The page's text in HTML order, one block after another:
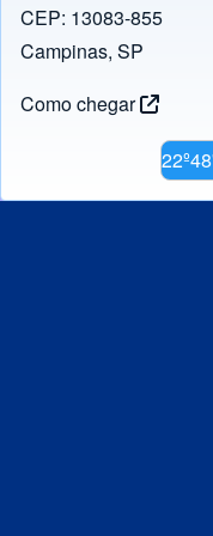
k
CEP: 13083-855
Campinas, SP
Como chegar